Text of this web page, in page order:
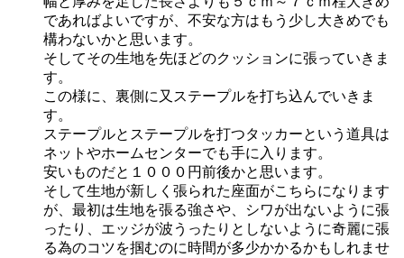
であればよいですが、不安な方はもう少し大きめでも
構わないかと思います。
そしてその生地を先ほどのクッションに張っていきま
す。
この様に、裏側に又ステープルを打ち込んでいきま
す。
ステープルとステープルを打つタッカーという道具は
ネットやホームセンターでも手に入ります。
安いものだと１０００円前後かと思います。
そして生地が新しく張られた座面がこちらになります
が、最初は生地を張る強さや、シワが出ないように張
ったり、エッジが波うったりとしないように奇麗に張
る為のコツを掴むのに時間が多少かかるかもしれませ